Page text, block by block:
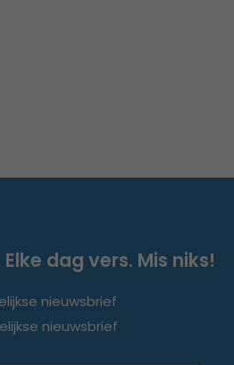
dag vers. Mis niks!
nieuwsbrief
nieuwsbrief